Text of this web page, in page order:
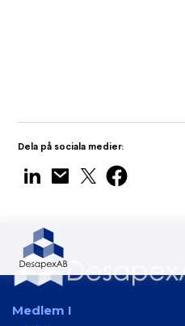
Dela på sociala medier:
Medlem I